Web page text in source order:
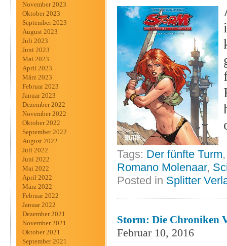
November 2023
Oktober 2023
September 2023
August 2023
Juli 2023
Juni 2023
Mai 2023
April 2023
März 2023
Februar 2023
Januar 2023
Dezember 2022
November 2022
Oktober 2022
September 2022
August 2022
Juli 2022
Juni 2022
Mai 2022
April 2022
März 2022
Februar 2022
Januar 2022
Dezember 2021
November 2021
Oktober 2021
September 2021
Tags: Der fünfte Turm
Romano Molenaar,
Posted in Splitter
Storm: Die Chroniken
Februar 10, 2016